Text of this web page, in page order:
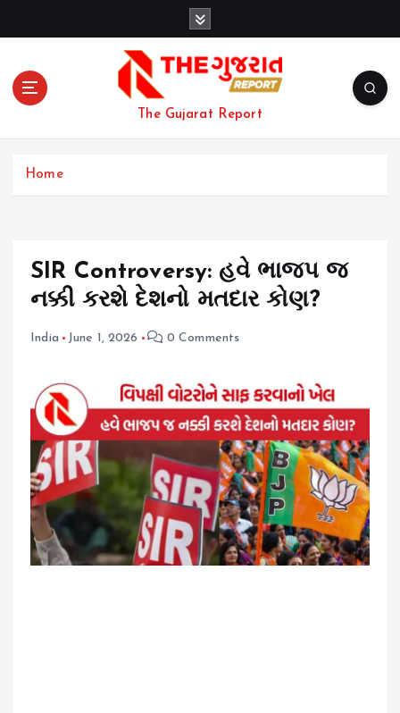
The Gujarat Report
Home
SIR Controversy: હવે ભાજપ જ
નક્કી કરશે દેશનો મતદાર કોણ?
India June 1, 2026 0 Comments